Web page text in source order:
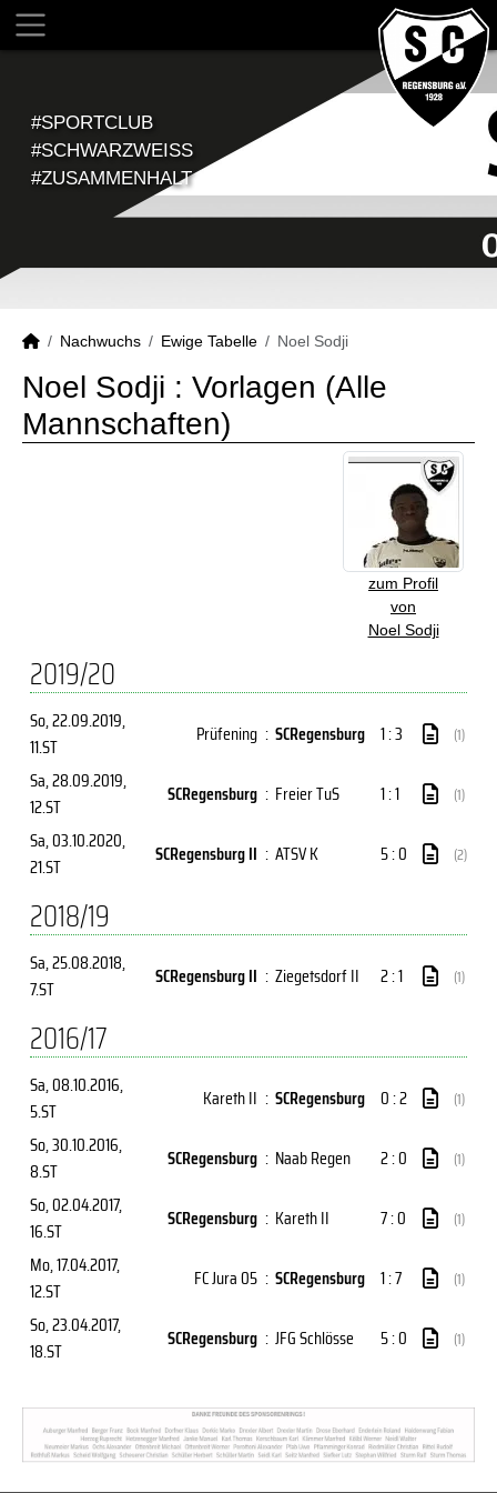
#SPORTCLUB
#SCHWARZWEISS
#ZUSAMMENHALT
Nachwuchs Ewige Tabelle Noel Sodji
Noel Sodji : Vorlagen (Alle
Mannschaften)
zum Profil
von
Noel Sodji
2019/20
So, 22.09.2019,
11.ST
Prüfening : SCRegensburg 1 : 3 (1)
Sa, 28.09.2019,
12.ST
SCRegensburg : Freier TuS 1 : 1 (1)
Sa, 03.10.2020,
21.ST
SCRegensburg II : ATSV K 5 : 0 (2)
2018/19
Sa, 25.08.2018,
7.ST
SCRegensburg II : Ziegetsdorf II 2 : 1 (1)
2016/17
Sa, 08.10.2016,
5.ST
Kareth II : SCRegensburg 0 : 2 (1)
So, 30.10.2016,
8.ST
SCRegensburg : Naab Regen 2 : 0 (1)
So, 02.04.2017,
16.ST
SCRegensburg : Kareth II 7 : 0 (1)
Mo, 17.04.2017,
12.ST
FC Jura 05 : SCRegensburg 1 : 7 (1)
So, 23.04.2017,
18.ST
SCRegensburg : JFG Schlösse 5 : 0 (1)